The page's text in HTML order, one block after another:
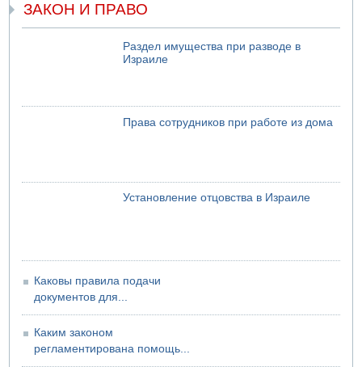
ЗАКОН И ПРАВО
Раздел имущества при разводе в
Израиле
Права сотрудников при работе из дома
Установление отцовства в Израиле
Каковы правила подачи
документов для...
Каким законом
регламентирована помощь...